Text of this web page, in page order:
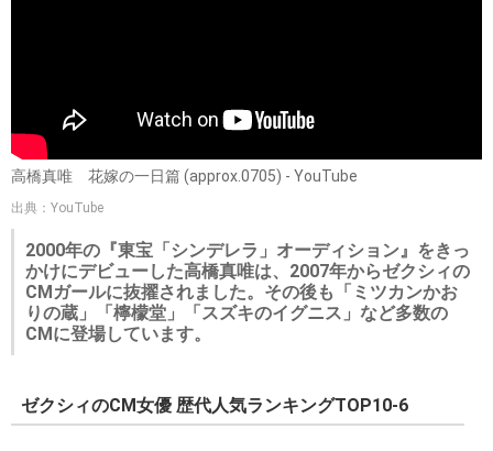
高橋真唯 花嫁の一日篇 (approx.0705) - YouTube
出典：YouTube
2000年の『東宝「シンデレラ」オーディション』をきっ
かけにデビューした高橋真唯は、2007年からゼクシィの
CMガールに抜擢されました。その後も「ミツカンかお
りの蔵」「檸檬堂」「スズキのイグニス」など多数の
CMに登場しています。
ゼクシィのCM女優 歴代人気ランキングTOP10-6